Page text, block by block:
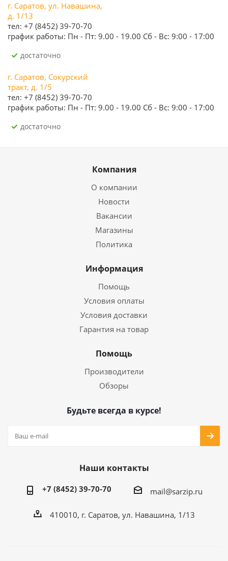
г. Саратов, ул. Навашина,
д. 1/13
тел: +7 (8452) 39-70-70
график работы: Пн - Пт: 9.00 - 19.00 Сб - Вс: 9:00 - 17:00
Достаточно
г. Саратов, Сокурский
тракт, д. 1/5
тел: +7 (8452) 39-70-70
график работы: Пн - Пт: 9.00 - 19.00 Сб - Вс: 9:00 - 17:00
Достаточно
Компания
О компании
Новости
Вакансии
Магазины
Политика
Информация
Помощь
Условия оплаты
Условия доставки
Гарантия на товар
Помощь
Производители
Обзоры
Будьте всегда в курсе!
Наши контакты
+7 (8452) 39-70-70 mail@sarzip.ru
410010, г. Саратов, ул. Навашина, 1/13